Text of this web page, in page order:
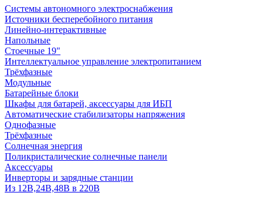
Системы автономного электроснабжения
Источники бесперебойного питания
Линейно-интерактивные
Напольные
Стоечные 19"
Интеллектуальное управление электропитанием
Трёхфазные
Модульные
Батарейные блоки
Шкафы для батарей, аксессуары для ИБП
Автоматические стабилизаторы напряжения
Однофазные
Трёхфазные
Солнечная энергия
Поликристалические солнечные панели
Аксессуары
Инверторы и зарядные станции
Из 12В,24В,48В в 220В